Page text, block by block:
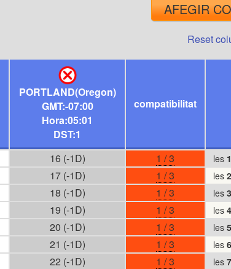
AFEGIR
Reset
PORTLAND(Oregon)
GMT:-07:00
Hora:05:01
DST:1
compatibilitat
16 (-1D) 1 / 3 les 1
17 (-1D) 1 / 3 les 2
18 (-1D) 1 / 3 les 3
19 (-1D) 1 / 3 les 4
20 (-1D) 1 / 3 les 5
21 (-1D) 1 / 3 les 6
22 (-1D) 1 / 3 les 7